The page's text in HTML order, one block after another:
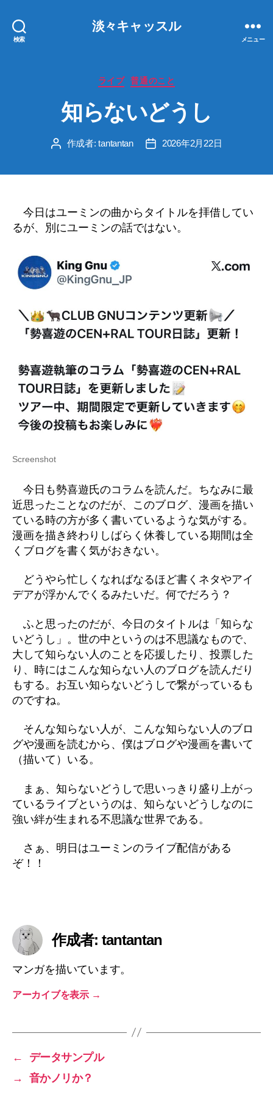
検索
淡々キャッスル
メニュー
カ
ゴ
リ
ライブ 普通のこと
知らないどうし
投 作成者:tantantan
投
2026年2月22日
今日はユーミンの曲からタイトルを拝借してい
るが、別にユーミンの話ではない。
Screenshot
今日も勢喜遊氏のコラムを読んだ。ちなみに最
近思ったことなのだが、このブログ、漫画を描い
ている時の方が多く書いているような気がする。
漫画を描き終わりしばらく休養している期間は全
くブログを書く気がおきない。
どうやら忙しくなればなるほど書くネタやアイ
デアが浮かんでくるみたいだ。何でだろう？
ふと思ったのだが、今日のタイトルは「知らな
いどうし」。世の中というのは不思議なもので、
大して知らない人のことを応援したり、投票した
り、時にはこんな知らない人のブログを読んだり
もする。お互い知らないどうしで繋がっているも
のですね。
そんな知らない人が、こんな知らない人のブロ
グや漫画を読むから、僕はブログや漫画を書いて
（描いて）いる。
まぁ、知らないどうしで思いっきり盛り上がっ
ているライブというのは、知らないどうしなのに
強い絆が生まれる不思議な世界である。
さぁ、明日はユーミンのライブ配信がある
ぞ！！
作成者: tantantan
マンガを描いています。
アーカイブを表示 →
←
データサンプル
→
音かノリか？